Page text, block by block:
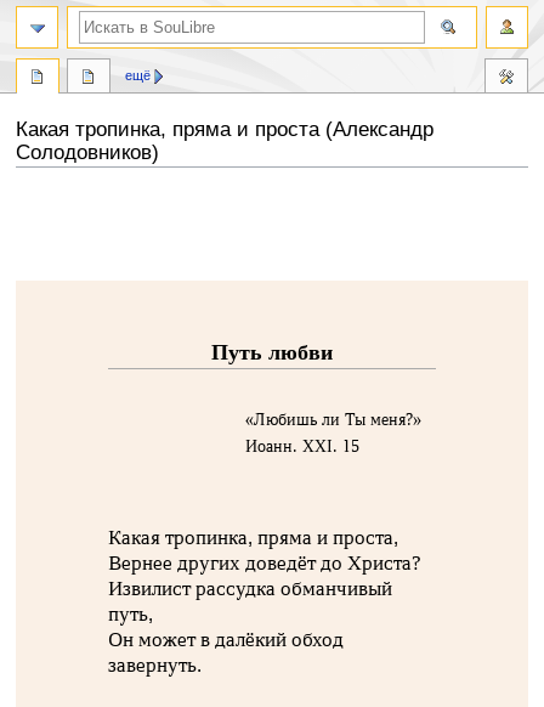
Какая тропинка, пряма и проста (Александр
Солодовников)
Путь любви
«Любишь ли Ты меня?»
Иоанн. ХХI. 15
Какая тропинка, пряма и проста,
Вернее других доведёт до Христа?
Извилист рассудка обманчивый
путь,
Он может в далёкий обход
завернуть.
ещё